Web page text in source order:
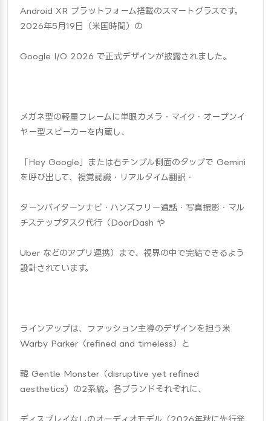
Android XR プラットフォーム搭載のスマートグラスです。
2026年5月19日（米国時間）の
Google I/O 2026 で正式デザインが披露されました。
メガネ型の軽量フレームに単眼カメラ・マイク・オープンイ
ヤー型スピーカーを内蔵し、
「Hey Google」または右テンプル側面のタップで Gemini
を呼び出して、視覚認識・リアルタイム翻訳・
ターンバイターンナビ・ハンズフリー通話・写真撮影・マル
チステップタスク代行（DoorDash や
Uber などのアプリ連携）まで、視界の中で完結できるよう
設計されています。
ラインアップは、ファッション主導のデザインを担う米
Warby Parker（refined and timeless）と
韓 Gentle Monster（disruptive yet refined
aesthetics）の2系統。各ブランドそれぞれに、
ディスプレイなしのオーディオモデル（2026年秋に先行発